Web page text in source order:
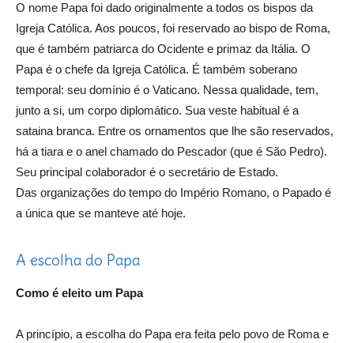
O nome Papa foi dado originalmente a todos os bispos da
Igreja Católica. Aos poucos, foi reservado ao bispo de Roma,
que é também patriarca do Ocidente e primaz da Itália. O
Papa é o chefe da Igreja Católica. É também soberano
temporal: seu domínio é o Vaticano. Nessa qualidade, tem,
junto a si, um corpo diplomático. Sua veste habitual é a
sataina branca. Entre os ornamentos que lhe são reservados,
há a tiara e o anel chamado do Pescador (que é São Pedro).
Seu principal colaborador é o secretário de Estado.
Das organizações do tempo do Império Romano, o Papado é
a única que se manteve até hoje.
A escolha do Papa
Como é eleito um Papa
A princípio, a escolha do Papa era feita pelo povo de Roma e